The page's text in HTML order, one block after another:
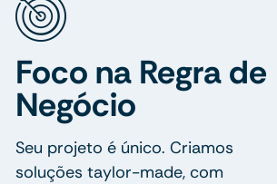
Foco na Regra de
Negócio
Seu projeto é único. Criamos
soluções taylor-made, com